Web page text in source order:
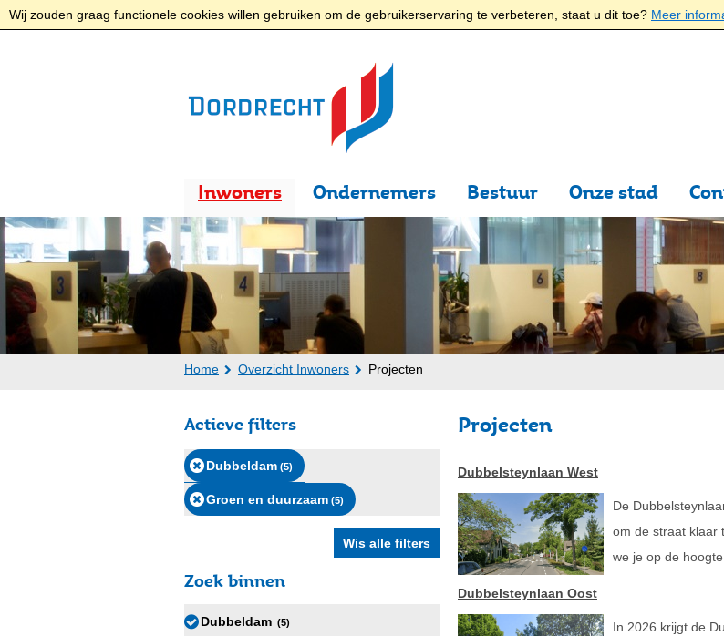
Wij zouden graag functionele cookies willen gebruiken om de gebruikerservaring te verbeteren, staat u dit toe? Meer
Inwoners Ondernemers Bestuur Onze stad
Home Overzicht Inwoners Projecten
Projecten
Dubbelsteynlaan West
De
om de straat klaar
we je op de
Dubbelsteynlaan Oost
In 2026 krijgt de
Actieve filters
Dubbeldam (5)
Groen en duurzaam (5)
Zoek binnen
Dubbeldam (5)